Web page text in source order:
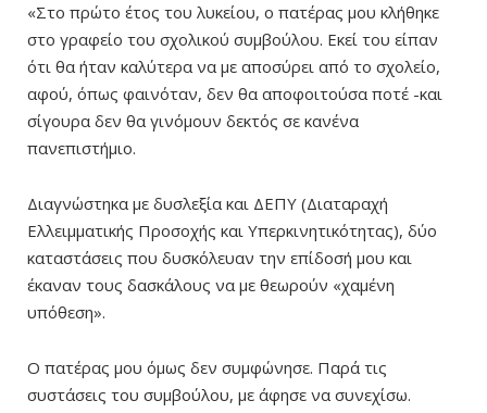
«Στο πρώτο έτος του λυκείου, ο πατέρας μου κλήθηκε
στο γραφείο του σχολικού συμβούλου. Εκεί του είπαν
ότι θα ήταν καλύτερα να με αποσύρει από το σχολείο,
αφού, όπως φαινόταν, δεν θα αποφοιτούσα ποτέ -και
σίγουρα δεν θα γινόμουν δεκτός σε κανένα
πανεπιστήμιο.
Διαγνώστηκα με δυσλεξία και ΔΕΠΥ (Διαταραχή
Ελλειμματικής Προσοχής και Υπερκινητικότητας), δύο
καταστάσεις που δυσκόλευαν την επίδοσή μου και
έκαναν τους δασκάλους να με θεωρούν «χαμένη
υπόθεση».
Ο πατέρας μου όμως δεν συμφώνησε. Παρά τις
συστάσεις του συμβούλου, με άφησε να συνεχίσω.